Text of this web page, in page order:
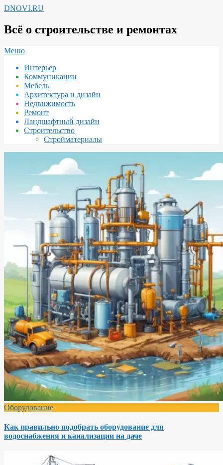
Перейти
содержимому
DNOVI.RU
Всё о строительстве и ремонтах
Вторичное
навигации
Меню
Интерьер
Коммуникации
Мебель
Архитектура и дизайн
Недвижимость
Ремонт
Ландшафтный дизайн
Строительство
Стройматериалы
Оборудование
Как правильно подобрать оборудование для
водоснабжения и канализации на даче